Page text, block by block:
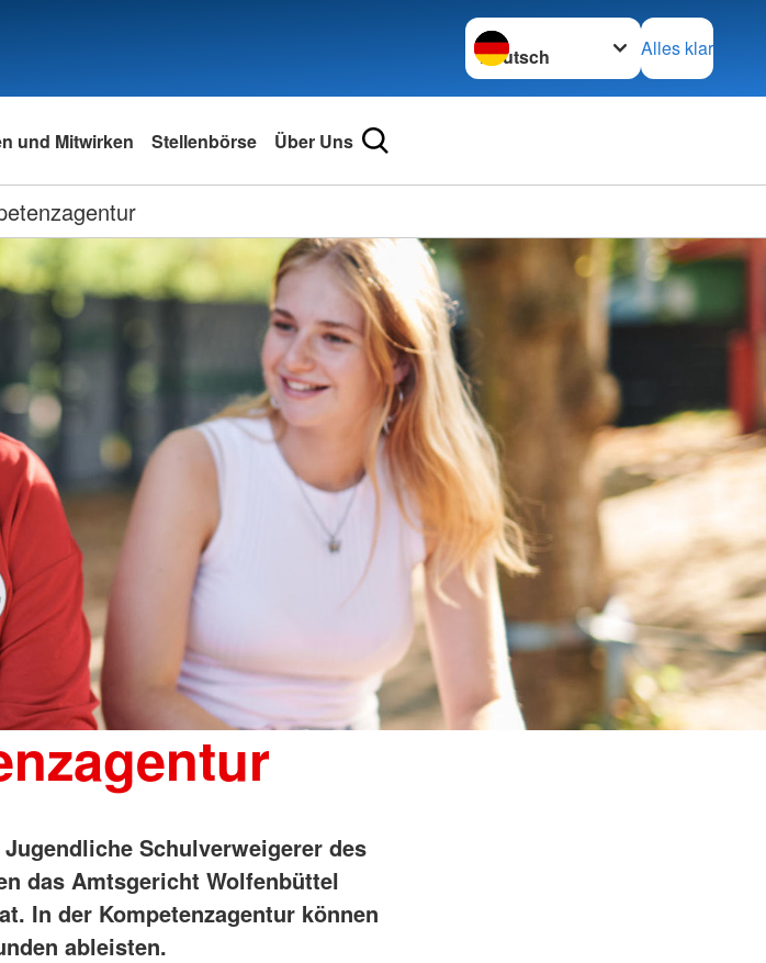
Sprache wechseln zu
Alles klar
und Mitwirken Stellenbörse Über Uns
Schulverweigerer des
das Amtsgericht Wolfenbüttel
In der Kompetenzagentur können
ableisten.